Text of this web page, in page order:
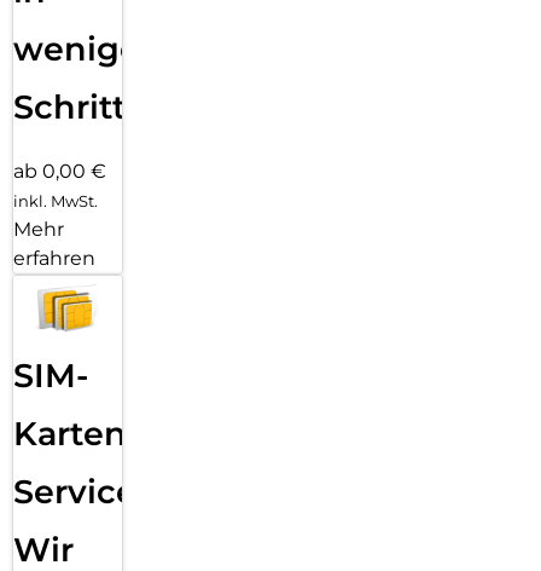
wenigen
Schritten
ab 0,00 €
inkl. MwSt.
Mehr
erfahren
SIM-
Karten
Service:
Wir